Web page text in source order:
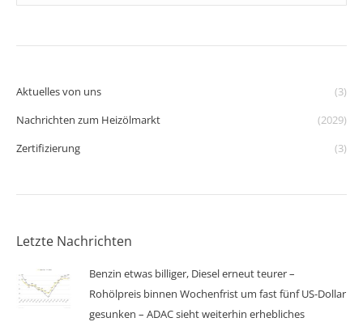
Aktuelles von uns
(3)
Nachrichten zum Heizölmarkt
(2029)
Zertifizierung
(3)
Letzte Nachrichten
Benzin etwas billiger, Diesel erneut teurer –
Rohölpreis binnen Wochenfrist um fast fünf US-Dollar
gesunken – ADAC sieht weiterhin erhebliches